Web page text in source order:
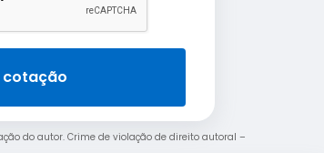
cotação
do autor. Crime de violação de direito autoral –